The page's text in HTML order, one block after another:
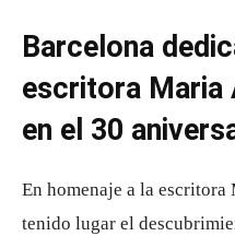
Barcelona
escritora Maria
en el 30
En homenaje a la
tenido lugar el